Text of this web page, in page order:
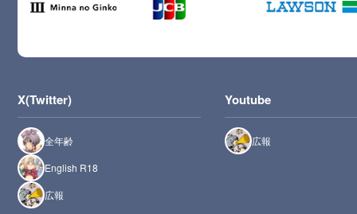
X(Twitter)
全年齢
English R18
広報
Youtube
広報